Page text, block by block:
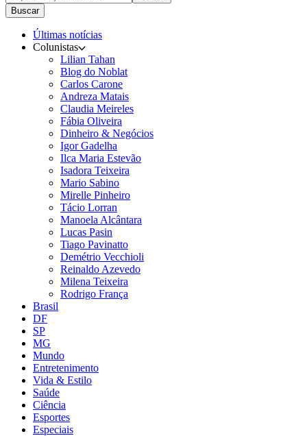
Buscar
Últimas notícias
Colunistas
Lilian Tahan
Blog do Noblat
Carlos Carone
Andreza Matais
Claudia Meireles
Fábia Oliveira
Dinheiro & Negócios
Igor Gadelha
Ilca Maria Estevão
Isadora Teixeira
Mario Sabino
Mirelle Pinheiro
Tácio Lorran
Manoela Alcântara
Lucas Pasin
Tiago Pavinatto
Demétrio Vecchioli
Reinaldo Azevedo
Milena Teixeira
Rodrigo França
Brasil
DF
SP
MG
Mundo
Entretenimento
Vida & Estilo
Saúde
Ciência
Esportes
Especiais